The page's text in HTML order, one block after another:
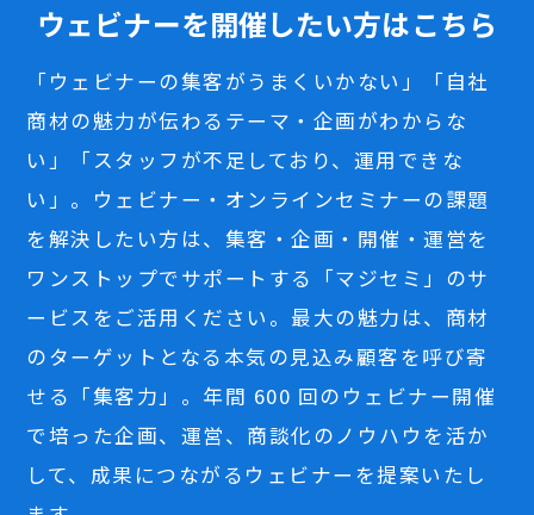
ウェビナーを開催したい方はこちら
「ウェビナーの集客がうまくいかない」「自社
商材の魅力が伝わるテーマ・企画がわからな
い」「スタッフが不足しており、運用できな
い」。ウェビナー・オンラインセミナーの課題
を解決したい方は、集客・企画・開催・運営を
ワンストップでサポートする「マジセミ」のサ
ービスをご活用ください。最大の魅力は、商材
のターゲットとなる本気の見込み顧客を呼び寄
せる「集客力」。年間 600 回のウェビナー開催
で培った企画、運営、商談化のノウハウを活か
して、成果につながるウェビナーを提案いたし